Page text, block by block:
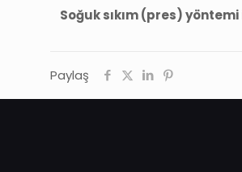
Soğuk sıkım (pres)
Paylaş